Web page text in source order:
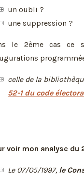
un oubli ?
une suppression ?
le 2ème cas ce
celle de la
52-1 du code
voir mon analyse du
Le 07/05/1997, le